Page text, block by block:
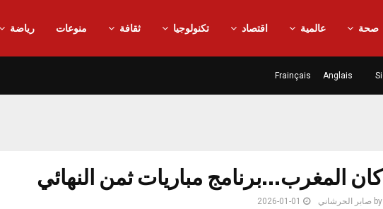
صحة عالمية اقتصاد تكنولوجيا ثقافة منوعات رياضة
Anglais
Frainçais
كان المغرب…برنامج مباريات ثمن النهائي
by صابر الحرشاني 2026-01-01